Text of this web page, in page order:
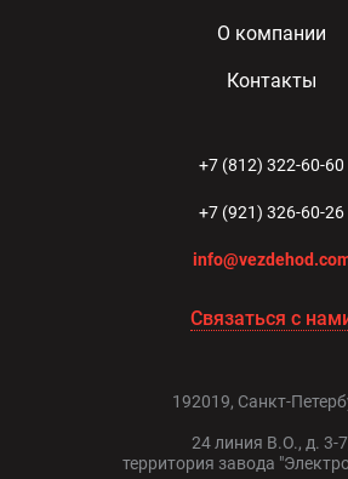
О компании
Контакты
+7 (812) 322-60-60
+7 (921) 326-60-26
Связаться с
192019, Санкт-
24 линия В.О., д. 3-
территория завода